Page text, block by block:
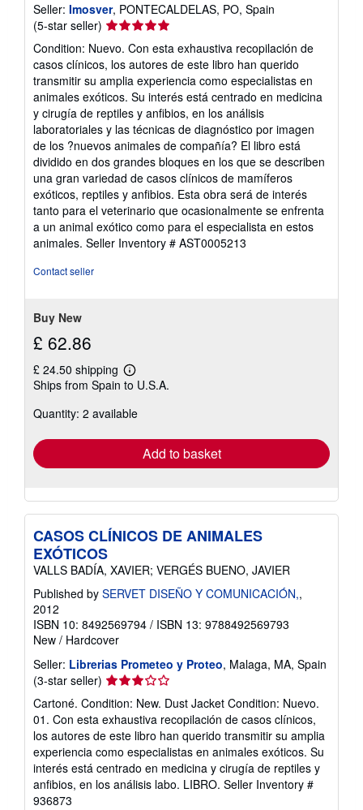
Seller: Imosver, PONTECALDELAS, PO, Spain
(5-star seller) Seller
rating
5
out
of
5
stars
Condition: Nuevo. Con esta exhaustiva recopilación de
casos clínicos, los autores de este libro han querido
transmitir su amplia experiencia como especialistas en
animales exóticos. Su interés está centrado en medicina
y cirugía de reptiles y anfibios, en los análisis
laboratoriales y las técnicas de diagnóstico por imagen
de los ?nuevos animales de compañía? El libro está
dividido en dos grandes bloques en los que se describen
una gran variedad de casos clínicos de mamíferos
exóticos, reptiles y anfibios. Esta obra será de interés
tanto para el veterinario que ocasionalmente se enfrenta
a un animal exótico como para el especialista en estos
animales. Seller Inventory # AST0005213
Contact seller
Buy New
£ 62.86
£ 24.50 shipping
Learn
more
shipping
Ships from Spain to U.S.A.
Quantity: 2 available
Add to basket
CASOS CLÍNICOS DE ANIMALES
EXÓTICOS
VALLS BADÍA, XAVIER; VERGÉS BUENO, JAVIER
Published by SERVET DISEÑO Y COMUNICACIÓN,,
2012
ISBN 10: 8492569794 / ISBN 13: 9788492569793
New / Hardcover
Seller: Librerias Prometeo y Proteo, Malaga, MA, Spain
(3-star seller) Seller
rating
3
out
of
5
stars
Cartoné. Condition: New. Dust Jacket Condition: Nuevo.
01. Con esta exhaustiva recopilación de casos clínicos,
los autores de este libro han querido transmitir su amplia
experiencia como especialistas en animales exóticos. Su
interés está centrado en medicina y cirugía de reptiles y
anfibios, en los análisis labo. LIBRO. Seller Inventory #
936873